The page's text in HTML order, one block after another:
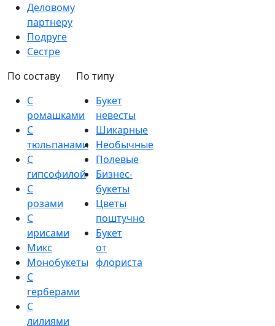
Деловому
партнеру
Подруге
Сестре
По составу
С
ромашками
С
тюльпанами
С
гипсофилой
С
розами
С
ирисами
Микс
Монобукеты
С
герберами
С
лилиями
По типу
Букет
невесты
Шикарные
Необычные
Полевые
Бизнес-
букеты
Цветы
поштучно
Букет
от
флориста